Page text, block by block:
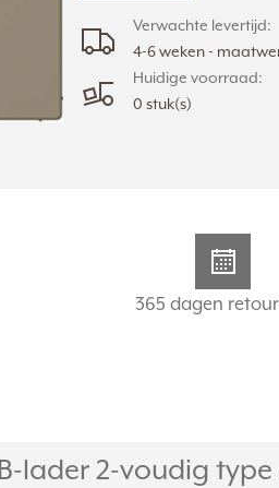
Verwachte levertijd:
4-6 weken -
Huidige voorraad:
0 stuk(s)
365 dagen
lader 2-voudig